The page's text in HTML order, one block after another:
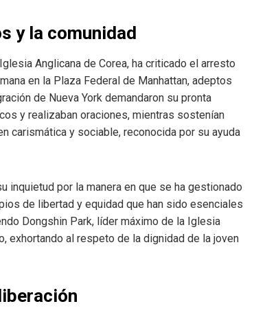
y la comunidad
Anglicana de Corea, ha criticado el arresto
en la Plaza Federal de Manhattan, adeptos
de Nueva York demandaron su pronta
y realizaban oraciones, mientras sostenían
carismática y sociable, reconocida por su ayuda
por la manera en que se ha gestionado
de libertad y equidad que han sido esenciales
Dongshin Park, líder máximo de la Iglesia
exhortando al respeto de la dignidad de la joven